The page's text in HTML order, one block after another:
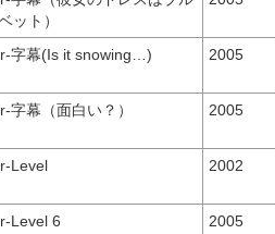
ット）
字幕(Is it snowing…) 2005
字幕（面白い？） 2005
Level 2002
Level 6 2005